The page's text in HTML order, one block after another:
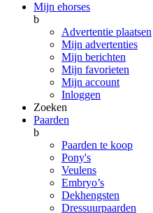
Mijn ehorses
b
Advertentie plaatsen
Mijn advertenties
Mijn berichten
Mijn favorieten
Mijn account
Inloggen
Zoeken
Paarden
b
Paarden te koop
Pony's
Veulens
Embryo’s
Dekhengsten
Dressuurpaarden